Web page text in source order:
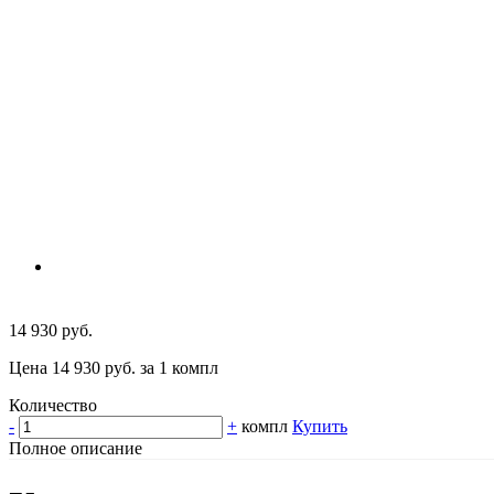
14 930 руб.
Цена 14 930 руб. за 1 компл
Количество
-
+ компл Купить
Полное описание